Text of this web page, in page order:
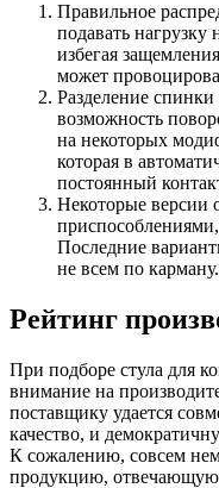
Правильное
подавать
избегая
может
Разделение
возможность
на некоторых
которая в
постоянный
Некоторые версии
Последние
не всем по карману.
Рейтинг
При подборе стула для
внимание на
поставщику удается
качество, и
К сожалению, совсем
продукцию, отвечающую